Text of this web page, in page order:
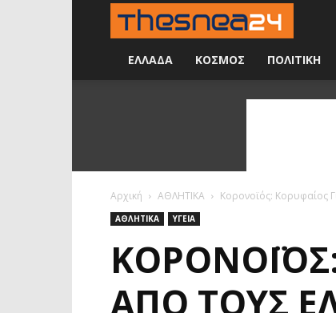
24
ώρες
ΕΛΛΑΔΑ ΚΟΣΜΟΣ ΠΟΛΙΤΙΚΗ
Αρχική ΑΘΛΗΤΙΚΑ Κορονοϊός: Κορυφαίος
ΑΘΛΗΤΙΚΑ ΥΓΕΙΑ
ΑΠΌ ΤΟΥΣ